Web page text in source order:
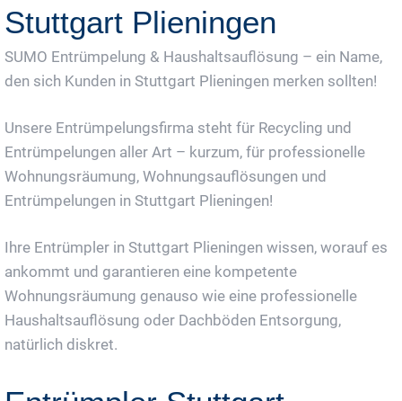
Stuttgart Plieningen
SUMO Entrümpelung & Haushaltsauflösung – ein Name,
den sich Kunden in Stuttgart Plieningen merken sollten!
Unsere Entrümpelungsfirma steht für Recycling und
Entrümpelungen aller Art – kurzum, für professionelle
Wohnungsräumung, Wohnungsauflösungen und
Entrümpelungen in Stuttgart Plieningen!
Ihre Entrümpler in Stuttgart Plieningen wissen, worauf es
ankommt und garantieren eine kompetente
Wohnungsräumung genauso wie eine professionelle
Haushaltsauflösung oder Dachböden Entsorgung,
natürlich diskret.